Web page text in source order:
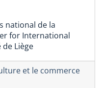
national de la
for International
Liège
et le commerce